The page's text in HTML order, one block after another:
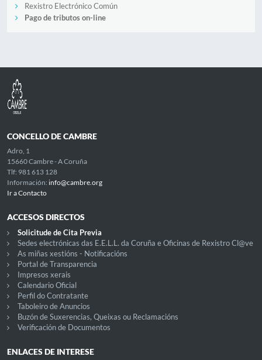
Rexistro Electrónico Común
Pago de tributos on-line
CONCELLO DE CAMBRE
Adro, 1
15660 Cambre - A Coruña
Tlf: 981 613 128
Información: info@cambre.org
Ir a Contacto
ACCESOS DIRECTOS
Solicitude de Cita Previa
Sedes electrónicas das E.E.L.L. da Coruña e Oficinas de Rexistro Cl@ve
As miñas xestións - Notificacións
Portal de Transparencia
Impresos xerais
Calendario Oficial
Perfil do Contratante
Taboleiro de Anuncios
Buzón de Suxerencias, Queixas ou Reclamacións
Verificación de Documentos
ENLACES DE INTERESE